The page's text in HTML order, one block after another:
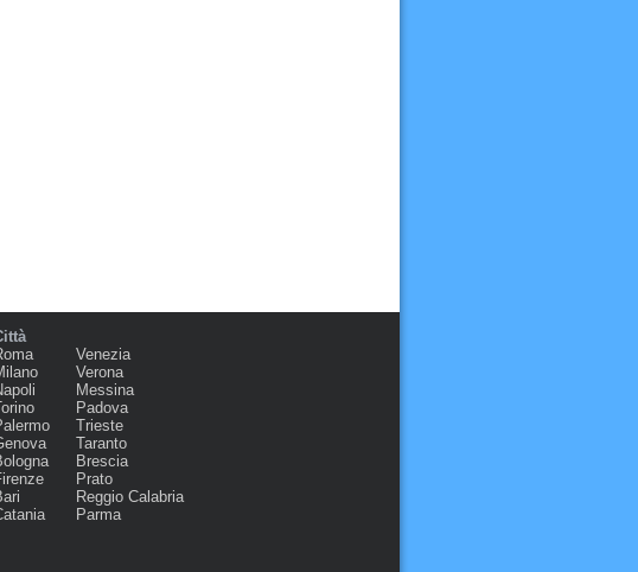
Venezia
Verona
Messina
Padova
Trieste
Taranto
Brescia
Prato
Reggio Calabria
Parma